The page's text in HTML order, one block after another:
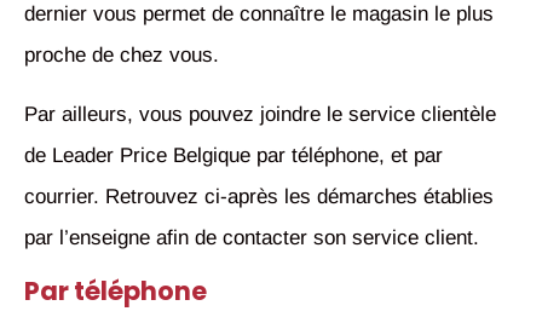
dernier vous permet de connaître le magasin le plus
proche de chez vous.
Par ailleurs, vous pouvez joindre le service clientèle
de Leader Price Belgique par téléphone, et par
courrier. Retrouvez ci-après les démarches établies
par l’enseigne afin de contacter son service client.
Par téléphone